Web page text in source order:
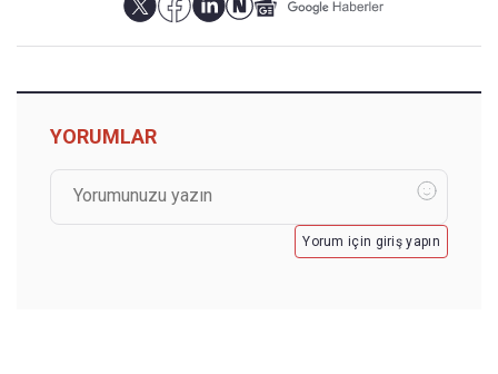
YORUMLAR
Yorum için giriş yapın